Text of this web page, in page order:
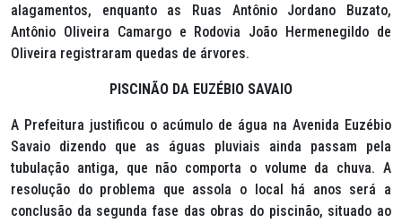
alagamentos, enquanto as Ruas Antônio Jordano Buzato,
Antônio Oliveira Camargo e Rodovia João Hermenegildo de
Oliveira registraram quedas de árvores.
PISCINÃO DA EUZÉBIO SAVAIO
A Prefeitura justificou o acúmulo de água na Avenida Euzébio
Savaio dizendo que as águas pluviais ainda passam pela
tubulação antiga, que não comporta o volume da chuva. A
resolução do problema que assola o local há anos será a
conclusão da segunda fase das obras do piscinão, situado ao